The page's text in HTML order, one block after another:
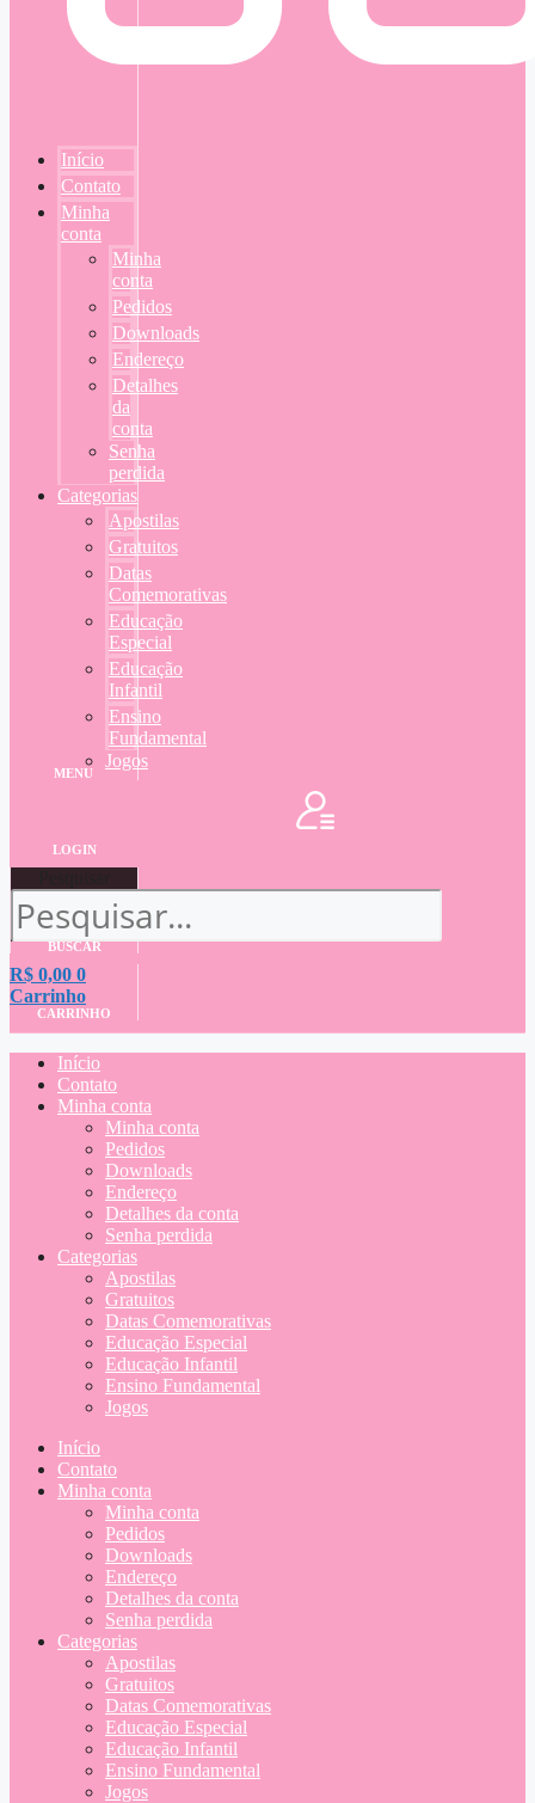
Início
Contato
Minha
conta
Minha
conta
Pedidos
Downloads
Endereço
Detalhes
da
conta
Senha
perdida
Categorias
Apostilas
Gratuitos
Datas
Comemorativas
Educação
Especial
Educação
Infantil
Ensino
Fundamental
Jogos
MENU
LOGIN
BUSCAR
R$ 0,00 0
Carrinho
CARRINHO
Início
Contato
Minha conta
Minha conta
Pedidos
Downloads
Endereço
Detalhes da conta
Senha perdida
Categorias
Apostilas
Gratuitos
Datas Comemorativas
Educação Especial
Educação Infantil
Ensino Fundamental
Jogos
Início
Contato
Minha conta
Minha conta
Pedidos
Downloads
Endereço
Detalhes da conta
Senha perdida
Categorias
Apostilas
Gratuitos
Datas Comemorativas
Educação Especial
Educação Infantil
Ensino Fundamental
Jogos